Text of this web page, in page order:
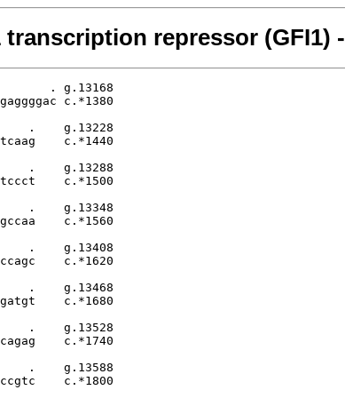
repressor (GFI1)
.         .         .         .    g.16408
taaactataatcttcatgtgggcatgctgtcaaggacctgatgtgttataagattcttaa    c.*4620

         .         .         .         .         .         .    g.16468
gtacttggcacctggaagttagccaacaaatatttattaatgaatgaatgaataaatagc    c.*4680

         .         .         .         .         .         .    g.16528
ggcggtggggcatggtggctcacgcctgtaatcccagcactttgggaggcccaggctggt    c.*4740

         .         .         .         .         .         .    g.16588
ggatcacttgaggccaggagttcgtgaccagcctggctaacgtggcgaaatcccgtctct    c.*4800

         .         .         .         .         .         .    g.16648
actaagaacacaaaaattagctgtgctgtagtggcatgcgcctgtaatcccagctactta    c.*4860

         .         .         .         .         .         .    g.16708
ggaggctgaggcacgagaatcactttaacctgacagggggaggttgcagtgagctgagat    c.*4920

         .         .         .         .         .         .    g.16768
tgtgcaactgccctccagcctgggcaacagagccagactctgaaagaaaagaaaagaaaa    c.*4980

         .         .         .         .         .         .    g.16828
aagaaaagaaaagaaaggaaggaaggaaagaatgaatagcggggtgaatatgctactaga    c.*5040

         .         .         .         .         .         .    g.16888
tgctctaaatgagctgagattcctgccttttcagtcgagaggggtcaatgcaaattaagt    c.*5100

         .         .         .         .         .         .    g.16948
gacaaccatttggtgaaaagaataggcacaaagaaacagagctagtaagtctgatatatc    c.*5160

         .         .         .         .         .         .    g.17008
agcagcacgaatcagtgcatacaaacctacctcaagcccaaagtaacaatgaggatcaca    c.*5220

         .         .         .         .         .         .    g.17068
ctctcgaggctcacagtggtgtgacaccaaaatccagggctgcctcaaggcctgagccgg    c.*5280

         .         .         .         .         .         .    g.17128
ccacaatcctcctttccctacacacctgcaccagggcaaggggacgcagcggagggcttg    c.*5340

         .         .         .         .         .         .    g.17188
ggggaggaaactgggggaagtcgaggagaaaacttccaggcagagagtggctggtgctgc    c.*5400

         .         .         .         .         .         .    g.17248
accgaggagatgcagaagatccccgagcagggccgcgcgcggcggtgcgccccgcgctta    c.*5